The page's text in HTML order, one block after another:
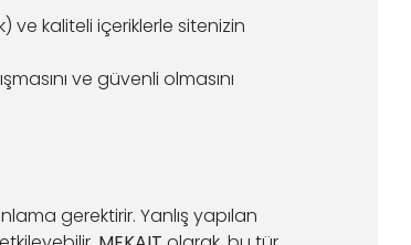
ve kaliteli içeriklerle sitenizin
ve güvenli olmasını
gerektirir. Yanlış yapılan